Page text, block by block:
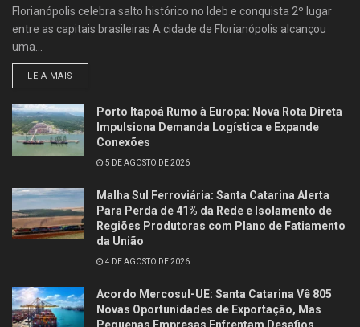
Florianópolis celebra salto histórico no Ideb e conquista 2º lugar
entre as capitais brasileiras A cidade de Florianópolis alcançou
uma...
LEIA MAIS
Porto Itapoá Rumo à Europa: Nova Rota Direta
Impulsiona Demanda Logística e Expande
Conexões
5 DE AGOSTO DE 2026
Malha Sul Ferroviária: Santa Catarina Alerta
Para Perda de 41% da Rede e Isolamento de
Regiões Produtoras com Plano de Fatiamento
da União
4 DE AGOSTO DE 2026
Acordo Mercosul-UE: Santa Catarina Vê 805
Novas Oportunidades de Exportação, Mas